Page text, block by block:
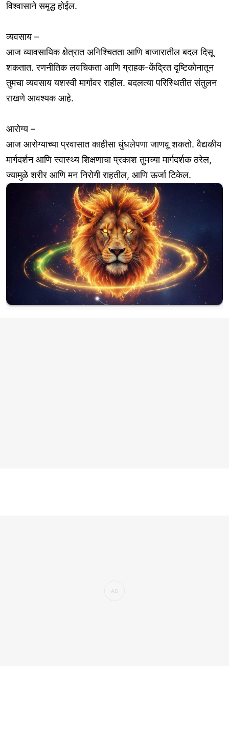
विश्वासाने समृद्ध होईल.
व्यवसाय –
आज व्यावसायिक क्षेत्रात अनिश्चितता आणि बाजारातील बदल दिसू
शकतात. रणनीतिक लवचिकता आणि ग्राहक-केंद्रित दृष्टिकोनातून
तुमचा व्यवसाय यशस्वी मार्गावर राहील. बदलत्या परिस्थितीत संतुलन
राखणे आवश्यक आहे.
आरोग्य –
आज आरोग्याच्या प्रवासात काहीसा धुंधलेपणा जाणवू शकतो. वैद्यकीय
मार्गदर्शन आणि स्वास्थ्य शिक्षणाचा प्रकाश तुमच्या मार्गदर्शक ठरेल,
ज्यामुळे शरीर आणि मन निरोगी राहतील, आणि ऊर्जा टिकेल.